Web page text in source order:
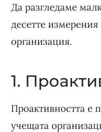
Да разгледаме
десетте
организация.
1.
Проактивността е
учещата